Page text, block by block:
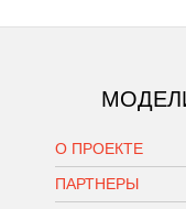
О ПРОЕКТЕ
ПАРТНЕРЫ